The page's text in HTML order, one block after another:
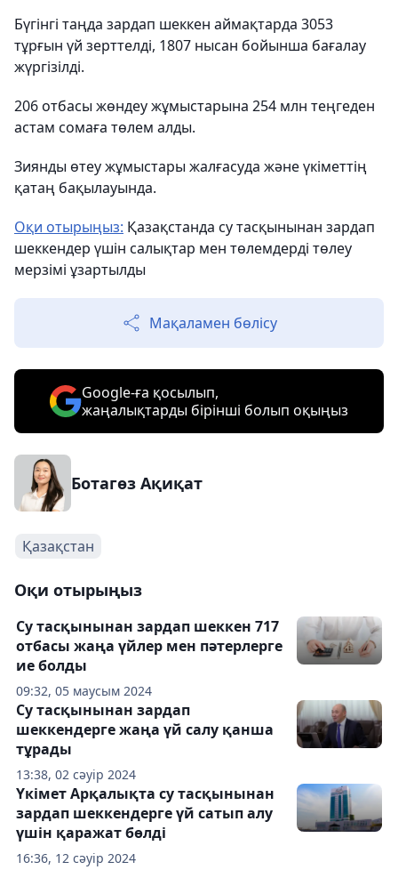
Бүгінгі таңда зардап шеккен аймақтарда 3053
тұрғын үй зерттелді, 1807 нысан бойынша бағалау
жүргізілді.
206 отбасы жөндеу жұмыстарына 254 млн теңгеден
астам сомаға төлем алды.
Зиянды өтеу жұмыстары жалғасуда және үкіметтің
қатаң бақылауында.
Оқи отырыңыз: Қазақстанда су тасқынынан зардап
шеккендер үшін салықтар мен төлемдерді төлеу
мерзімі ұзартылды
Мақаламен бөлісу
Google-ға қосылып,
жаңалықтарды бірінші болып оқыңыз
Ботагөз Ақиқат
Қазақстан
Оқи отырыңыз
09:32, 05 маусым 2024
Су тасқынынан зардап шеккен 717
отбасы жаңа үйлер мен пәтерлерге
ие болды
13:38, 02 сәуір 2024
Су тасқынынан зардап
шеккендерге жаңа үй салу қанша
тұрады
16:36, 12 сәуір 2024
Үкімет Арқалықта су тасқынынан
зардап шеккендерге үй сатып алу
үшін қаражат бөлді